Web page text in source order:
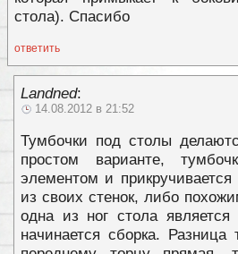
стола). Спасибо
ответить
Landned:
14.08.2012 в 21:52
Тумбочки под столы
простом варианте,
элементом и
из своих стенок, либо
одна из ног стола
начинается сборка.